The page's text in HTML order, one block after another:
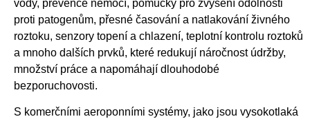
vody, prevence nemocí, pomůcky pro zvýšení odolnosti
proti patogenům, přesné časování a natlakování živného
roztoku, senzory topení a chlazení, teplotní kontrolu roztoků
a mnoho dalších prvků, které redukují náročnost údržby,
množství práce a napomáhají dlouhodobé
bezporuchovosti.
S komerčními aeroponními systémy, jako jsou vysokotlaká